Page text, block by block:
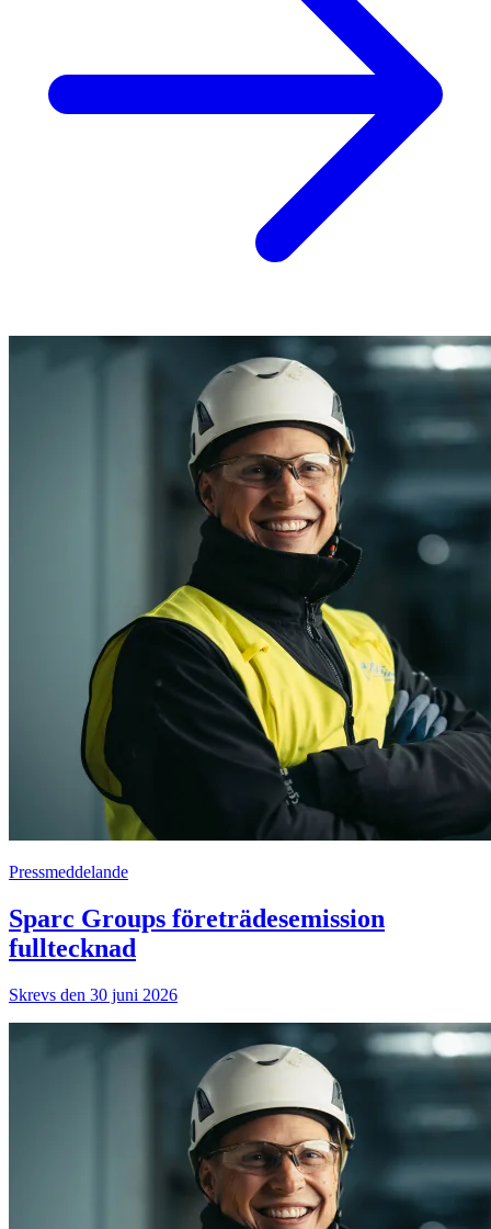
Pressmeddelande
Sparc Groups företrädesemission
fulltecknad
Skrevs den 30 juni 2026